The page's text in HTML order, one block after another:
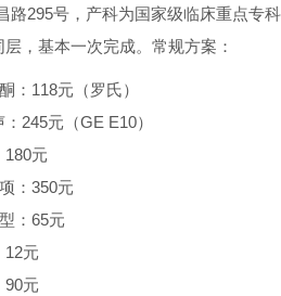
路295号，产科为国家级临床重点专
，基本一次完成。常规方案：
：118元（罗氏）
245元（GE E10）
180元
：350元
：65元
12元
90元